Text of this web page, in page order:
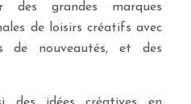
des grandes marques
de loisirs créatifs avec
de nouveautés, et des